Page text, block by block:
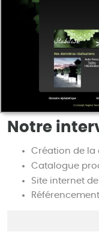
Notre
Création de la
Catalogue
Site internet
Référencement